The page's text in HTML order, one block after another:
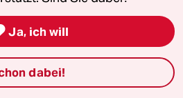
Ja, ich will
dabei!